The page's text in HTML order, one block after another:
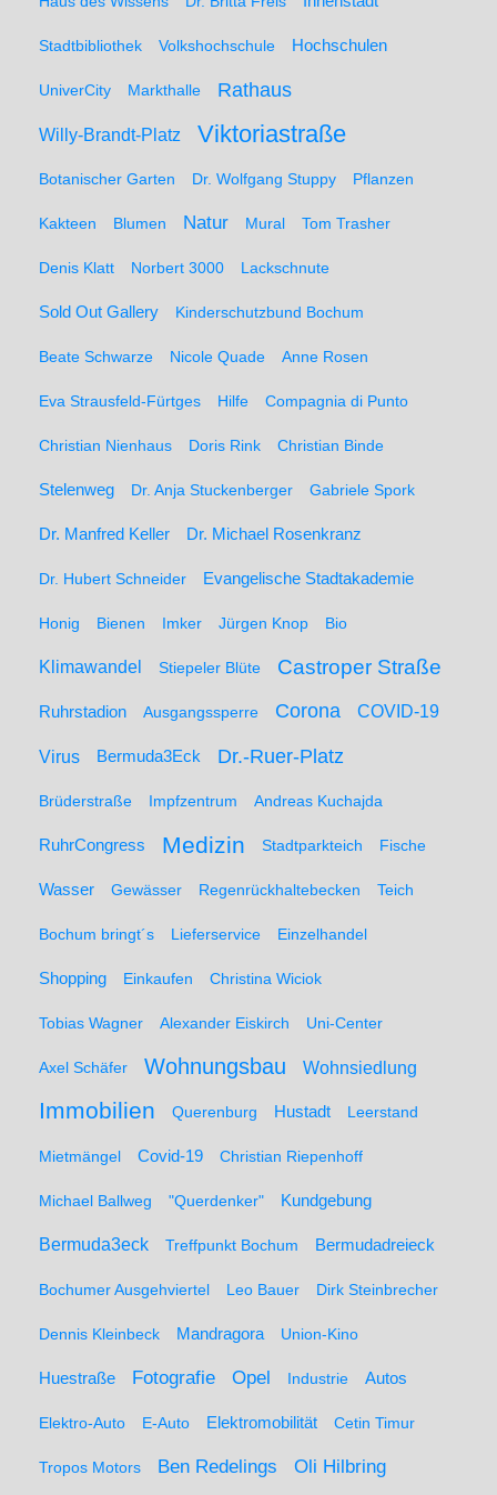
Stadtbibliothek Volkshochschule Hochschulen
UniverCity Markthalle Rathaus
Willy-Brandt-Platz Viktoriastraße
Botanischer Garten Dr. Wolfgang Stuppy Pflanzen
Kakteen Blumen Natur Mural Tom Trasher
Denis Klatt Norbert 3000 Lackschnute
Sold Out Gallery Kinderschutzbund Bochum
Beate Schwarze Nicole Quade Anne Rosen
Eva Strausfeld-Fürtges Hilfe Compagnia di Punto
Christian Nienhaus Doris Rink Christian Binde
Stelenweg Dr. Anja Stuckenberger Gabriele Spork
Dr. Manfred Keller Dr. Michael Rosenkranz
Dr. Hubert Schneider Evangelische Stadtakademie
Honig Bienen Imker Jürgen Knop Bio
Klimawandel Stiepeler Blüte Castroper Straße
Ruhrstadion Ausgangssperre Corona COVID-19
Virus Bermuda3Eck Dr.-Ruer-Platz
Brüderstraße Impfzentrum Andreas Kuchajda
RuhrCongress Medizin Stadtparkteich Fische
Wasser Gewässer Regenrückhaltebecken Teich
Bochum bringt´s Lieferservice Einzelhandel
Shopping Einkaufen Christina Wiciok
Tobias Wagner Alexander Eiskirch Uni-Center
Axel Schäfer Wohnungsbau Wohnsiedlung
Immobilien Querenburg Hustadt Leerstand
Mietmängel Covid-19 Christian Riepenhoff
Michael Ballweg "Querdenker" Kundgebung
Bermuda3eck Treffpunkt Bochum Bermudadreieck
Bochumer Ausgehviertel Leo Bauer Dirk Steinbrecher
Dennis Kleinbeck Mandragora Union-Kino
Huestraße Fotografie Opel Industrie Autos
Elektro-Auto E-Auto Elektromobilität Cetin Timur
Tropos Motors Ben Redelings Oli Hilbring